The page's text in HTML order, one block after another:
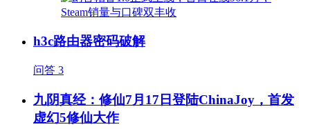
h3c路由器密码破解
问答 3
九阴真经：修仙7月17日登陆ChinaJoy，首发
虚幻5修仙大作